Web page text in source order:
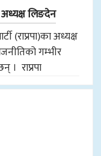
लिङदेन
(राप्रपा)का अध्यक्ष
गम्भीर
। राप्रपा